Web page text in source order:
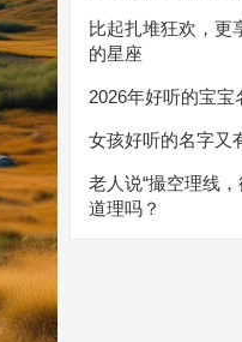
比起扎堆狂欢，更
的星座
2026年好听的宝宝
女孩好听的名字又
老人说“撮空理线
道理吗？